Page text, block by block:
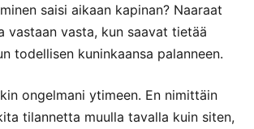
saisi aikaan kapinan? Naaraat
vastaan vasta, kun saavat tietää
todellisen kuninkaansa palanneen.
ongelmani ytimeen. En nimittäin
tilannetta muulla tavalla kuin siten,